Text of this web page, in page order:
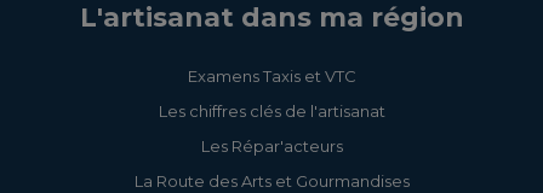
L'artisanat dans ma région
Examens Taxis et VTC
Les chiffres clés de l'artisanat
Les Répar'acteurs
La Route des Arts et Gourmandises